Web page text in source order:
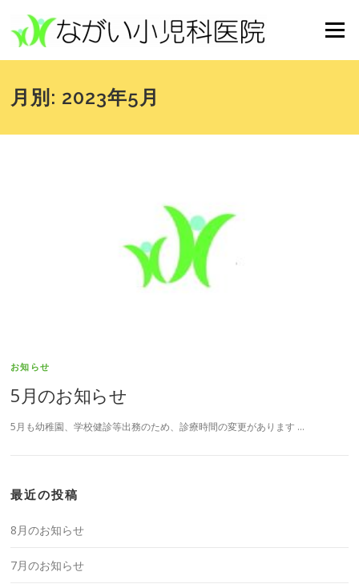
メニュー
月別: 2023年5月
お知らせ
5月のお知らせ
5月も幼稚園、学校健診等出務のため、診療時間の変更があります …
最近の投稿
8月のお知らせ
7月のお知らせ